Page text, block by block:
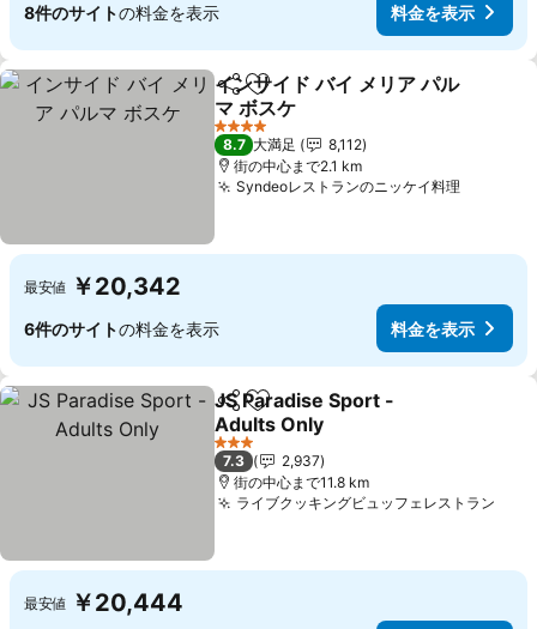
8件のサイトの料金を表示 料金を表示
シェアお気に入りに追加
インサイド バイ メリア パル
マ ボスケ
4 ホテルのランク
8.7 大満足
8,112
街の中心まで2.1 km
Syndeoレストランのニッケイ料理
最安値 ￥20,342
6件のサイトの料金を表示 料金を表示
シェアお気に入りに追加
JS Paradise Sport -
Adults Only
3 ホテルのランク
7.3
2,937
街の中心まで11.8 km
ライブクッキングビュッフェレストラン
最安値 ￥20,444